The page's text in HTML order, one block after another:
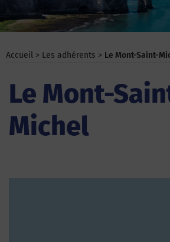
Accueil > Les adhérents > Le Mont-Saint-
Le Mont-
Michel